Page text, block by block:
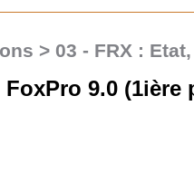
> 03 - FRX :
9.0 (1ière